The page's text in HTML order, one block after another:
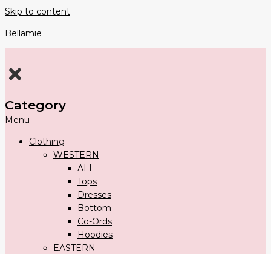
Skip to content
Bellamie
Category
Menu
Clothing
WESTERN
ALL
Tops
Dresses
Bottom
Co-Ords
Hoodies
EASTERN